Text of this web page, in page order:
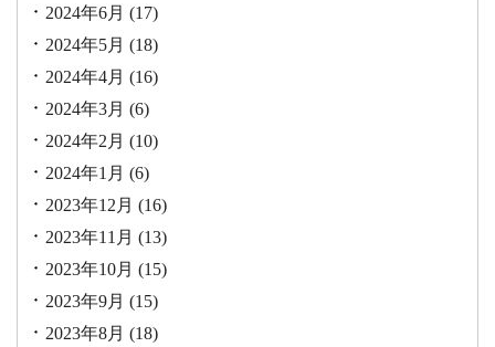
2024年6月 (17)
2024年5月 (18)
2024年4月 (16)
2024年3月 (6)
2024年2月 (10)
2024年1月 (6)
2023年12月 (16)
2023年11月 (13)
2023年10月 (15)
2023年9月 (15)
2023年8月 (18)